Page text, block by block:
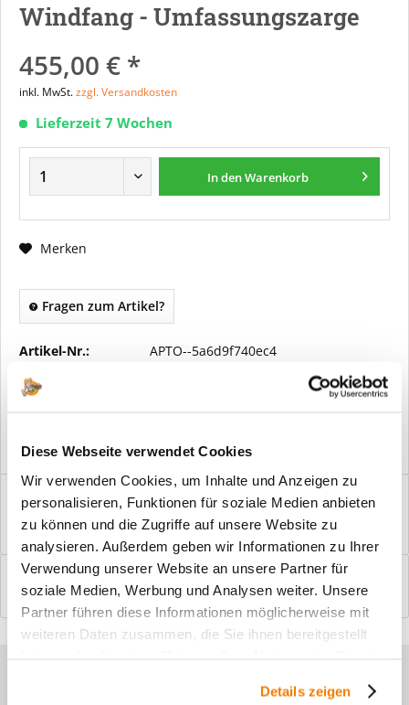
Diese Webseite verwendet Cookies
Wir verwenden Cookies, um Inhalte und Anzeigen zu
personalisieren, Funktionen für soziale Medien anbieten
zu können und die Zugriffe auf unsere Website zu
analysieren. Außerdem geben wir Informationen zu Ihrer
Verwendung unserer Website an unsere Partner für
soziale Medien, Werbung und Analysen weiter. Unsere
Partner führen diese Informationen möglicherweise mit
weiteren Daten zusammen, die Sie ihnen bereitgestellt
Details zeigen
Windfang - Umfassungszarge
455,00 € *
inkl. MwSt.zzgl. Versandkosten
Lieferzeit 7 Wochen
In denWarenkorb
Merken
Fragen zum Artikel?
Artikel-Nr.: APTO--5a6d9f740ec4
Vorteile
Windfangelemente online am Bildschirm konfigurieren und
einbaufertig bestellen. In wenigen...
Bewertungen
0
Bewertungen lesen, schreiben und diskutieren...mehr
Sie haben Fragen zu unseren